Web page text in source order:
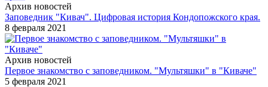
Архив новостей
Заповедник "Кивач". Цифровая история Кондопожского края.
8 февраля 2021
Архив новостей
Первое знакомство с заповедником. "Мультяшки" в "Киваче"
5 февраля 2021